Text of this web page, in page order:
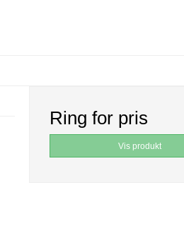
Ring for pris
Vis produkt